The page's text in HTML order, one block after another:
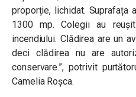
proporție, lichidat. Suprafața
1300 mp. Colegii au
incendiului. Clădirea are un
deci clădirea nu are
conservare.”, potrivit
Camelia Roșca.